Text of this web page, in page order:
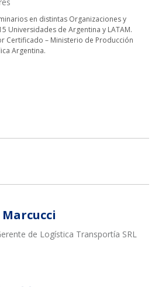
en distintas Organizaciones y
Universidades de Argentina y LATAM.
Certificado – Ministerio de Producción
Argentina.
Marcucci
de Logística Transportía SRL